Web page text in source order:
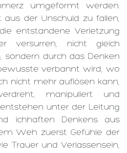
umgeformt werden.
der Unschuld zu fallen,
entstandene Verletzung
versurren, nicht gleich
sondern durch das Denken
verbannt wird, wo
nicht mehr auflösen kann,
manipuliert und
unter der Leitung
ichhaften Denkens aus
Weh zuerst Gefühle der
Trauer und Verlassensein,